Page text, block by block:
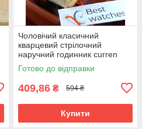
Чоловічий класичний
кварцевий стрілочний
наручний годинник curren
8386 LBG.
Готово до відправки
409,86 ₴ 594 ₴
Купити